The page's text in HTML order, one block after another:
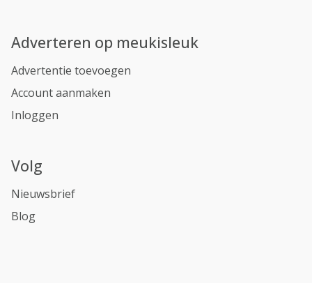
Adverteren op meukisleuk
Advertentie toevoegen
Account aanmaken
Inloggen
Volg
Nieuwsbrief
Blog